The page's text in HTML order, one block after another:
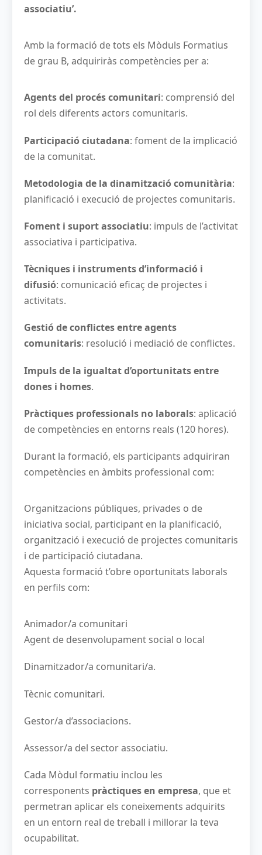
associatiu’.
Amb la formació de tots els Mòduls Formatius
de grau B, adquiriràs competències per a:
Agents del procés comunitari: comprensió del
rol dels diferents actors comunitaris.
Participació ciutadana: foment de la implicació
de la comunitat.
Metodologia de la dinamització comunitària:
planificació i execució de projectes comunitaris.
Foment i suport associatiu: impuls de l’activitat
associativa i participativa.
Tècniques i instruments d’informació i
difusió: comunicació eficaç de projectes i
activitats.
Gestió de conflictes entre agents
comunitaris: resolució i mediació de conflictes.
Impuls de la igualtat d’oportunitats entre
dones i homes.
Pràctiques professionals no laborals: aplicació
de competències en entorns reals (120 hores).
Durant la formació, els participants adquiriran
competències en àmbits professional com:
Organitzacions públiques, privades o de
iniciativa social, participant en la planificació,
organització i execució de projectes comunitaris
i de participació ciutadana.
Aquesta formació t’obre oportunitats laborals
en perfils com:
Animador/a comunitari
Agent de desenvolupament social o local
Dinamitzador/a comunitari/a.
Tècnic comunitari.
Gestor/a d’associacions.
Assessor/a del sector associatiu.
Cada Mòdul formatiu inclou les
corresponents pràctiques en empresa, que et
permetran aplicar els coneixements adquirits
en un entorn real de treball i millorar la teva
ocupabilitat.